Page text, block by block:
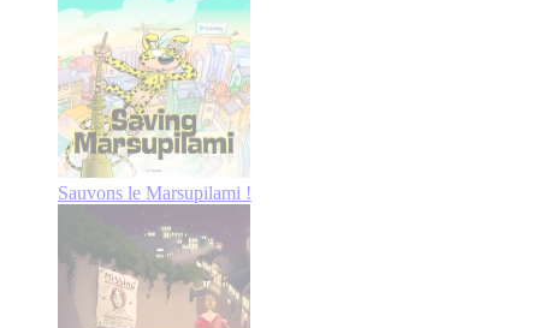
Sauvons le Marsupilami !